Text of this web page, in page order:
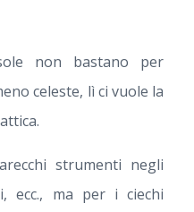
non bastano per
celeste, lì ci vuole la
strumenti negli
ecc., ma per i ciechi